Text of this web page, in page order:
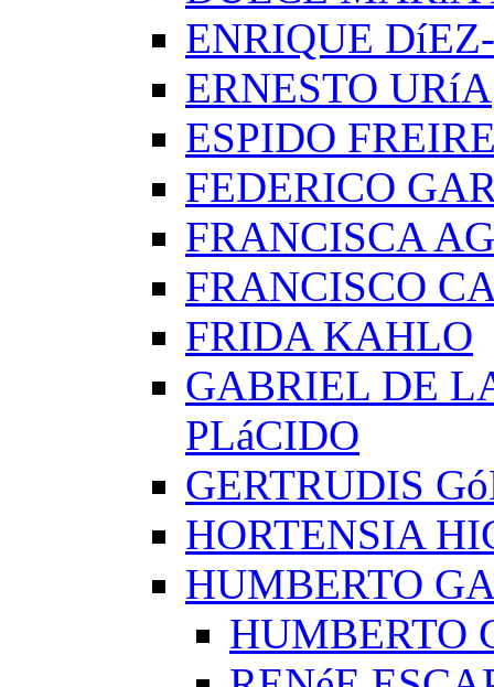
ENRIQUE
ERNESTO URíA
ESPIDO
FEDERICO
FRANCISCA
FRANCISCO
FRIDA KAHLO
GABRIEL DE
PLáCIDO
GERTRUDIS
HORTENSIA
HUMBERTO
HUMBERTO